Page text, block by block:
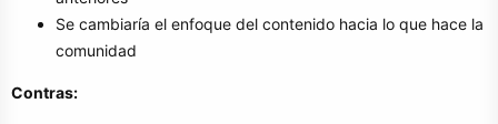
Se cambiaría el enfoque del contenido hacia lo que hace la
comunidad
Contras: